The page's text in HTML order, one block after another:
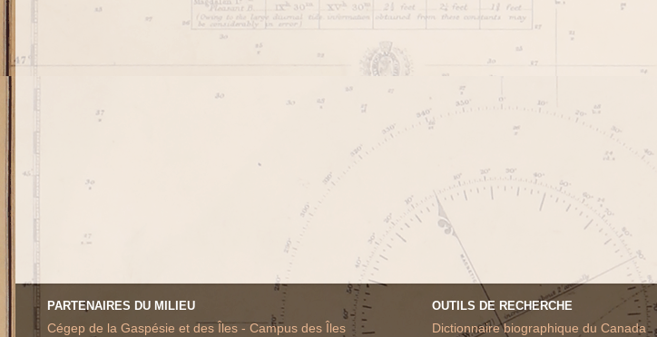
PARTENAIRES DU MILIEU
Cégep de la Gaspésie et des Îles - Campus des Îles
OUTILS DE RECHERCHE
Dictionnaire biographique du Canada